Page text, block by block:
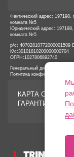
Фактический адрес: 197198,
комната №5
Юридический адрес:
комната №5
р/с:
К/с:30101810200000000704
ОГРН: 1027806892740
Генеральный директор
Политика конфиденциальности
КАРТА САЙТА
ГАРАНТИИ